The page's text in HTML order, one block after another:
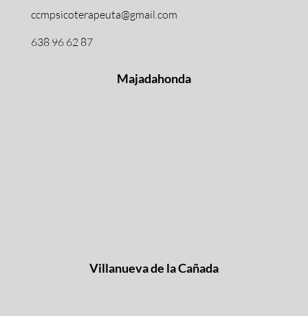
ccmpsicoterapeuta@gmail.com
638 96 62 87
Majadahonda
Villanueva de la Cañada